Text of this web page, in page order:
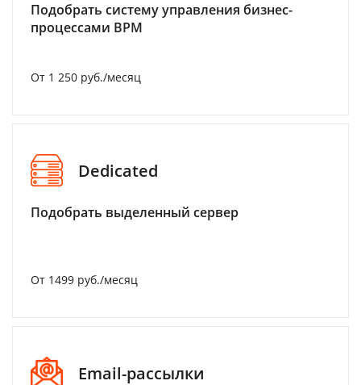
Подобрать систему управления бизнес-
процессами BPM
От 1 250 руб./месяц
Dedicated
Подобрать выделенный сервер
От 1499 руб./месяц
Email-рассылки